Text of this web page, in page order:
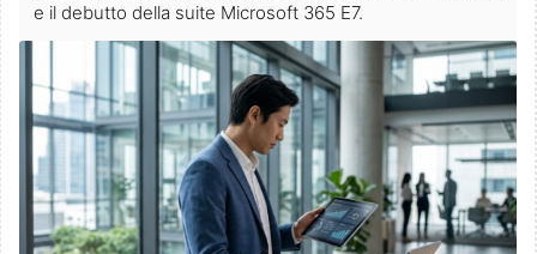
e il debutto della suite Microsoft 365 E7.